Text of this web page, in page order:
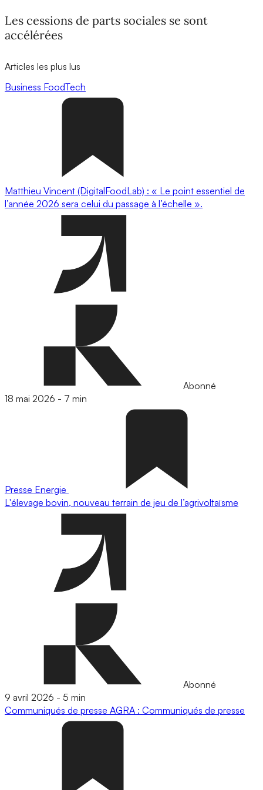
Les cessions de parts sociales se sont
accélérées
Articles les plus lus
Business FoodTech
Matthieu Vincent (DigitalFoodLab) : « Le point essentiel de
l’année 2026 sera celui du passage à l’échelle ».
Abonné
18 mai 2026 - 7 min
Presse Energie
L'élevage bovin, nouveau terrain de jeu de l’agrivoltaïsme
Abonné
9 avril 2026 - 5 min
Communiqués de presse AGRA : Communiqués de presse